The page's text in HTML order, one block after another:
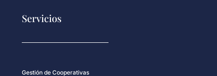
Servicios
Gestión de Cooperativas